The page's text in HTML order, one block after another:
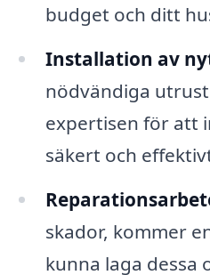
budget och ditt
Installation av
nödvändiga
expertisen för att
säkert och
skador, kommer
kunna laga dessa